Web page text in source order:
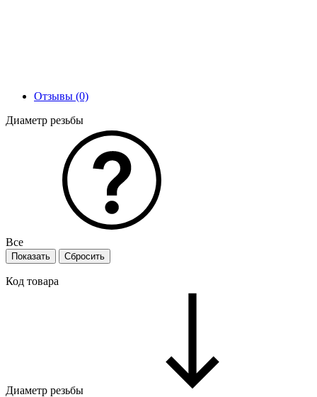
Отзывы (0)
Диаметр резьбы
Все
Код товара
Диаметр резьбы